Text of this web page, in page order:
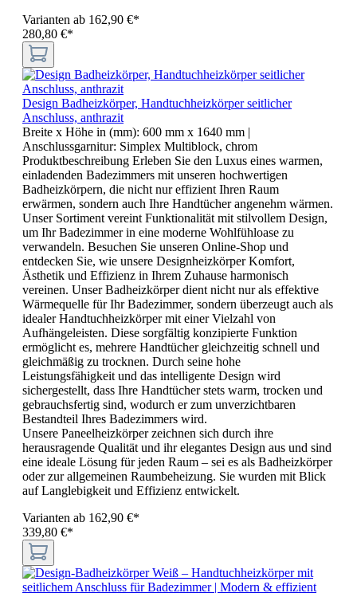
Varianten ab 162,90 €*
280,80 €*
Design Badheizkörper, Handtuchheizkörper seitlicher
Anschluss, anthrazit
Breite x Höhe in (mm): 600 mm x 1640 mm |
Anschlussgarnitur: Simplex Multiblock, chrom
Produktbeschreibung Erleben Sie den Luxus eines warmen,
einladenden Badezimmers mit unseren hochwertigen
Badheizkörpern, die nicht nur effizient Ihren Raum
erwärmen, sondern auch Ihre Handtücher angenehm wärmen.
Unser Sortiment vereint Funktionalität mit stilvollem Design,
um Ihr Badezimmer in eine moderne Wohlfühloase zu
verwandeln. Besuchen Sie unseren Online-Shop und
entdecken Sie, wie unsere Designheizkörper Komfort,
Ästhetik und Effizienz in Ihrem Zuhause harmonisch
vereinen. Unser Badheizkörper dient nicht nur als effektive
Wärmequelle für Ihr Badezimmer, sondern überzeugt auch als
idealer Handtuchheizkörper mit einer Vielzahl von
Aufhängeleisten. Diese sorgfältig konzipierte Funktion
ermöglicht es, mehrere Handtücher gleichzeitig schnell und
gleichmäßig zu trocknen. Durch seine hohe
Leistungsfähigkeit und das intelligente Design wird
sichergestellt, dass Ihre Handtücher stets warm, trocken und
gebrauchsfertig sind, wodurch er zum unverzichtbaren
Bestandteil Ihres Badezimmers wird.
Unsere Paneelheizkörper zeichnen sich durch ihre
herausragende Qualität und ihr elegantes Design aus und sind
eine ideale Lösung für jeden Raum – sei es als Badheizkörper
oder zur allgemeinen Raumbeheizung. Sie wurden mit Blick
auf Langlebigkeit und Effizienz entwickelt.
Varianten ab 162,90 €*
339,80 €*